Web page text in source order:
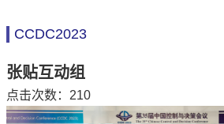
CCDC2023
张贴互动组
点击次数： 210